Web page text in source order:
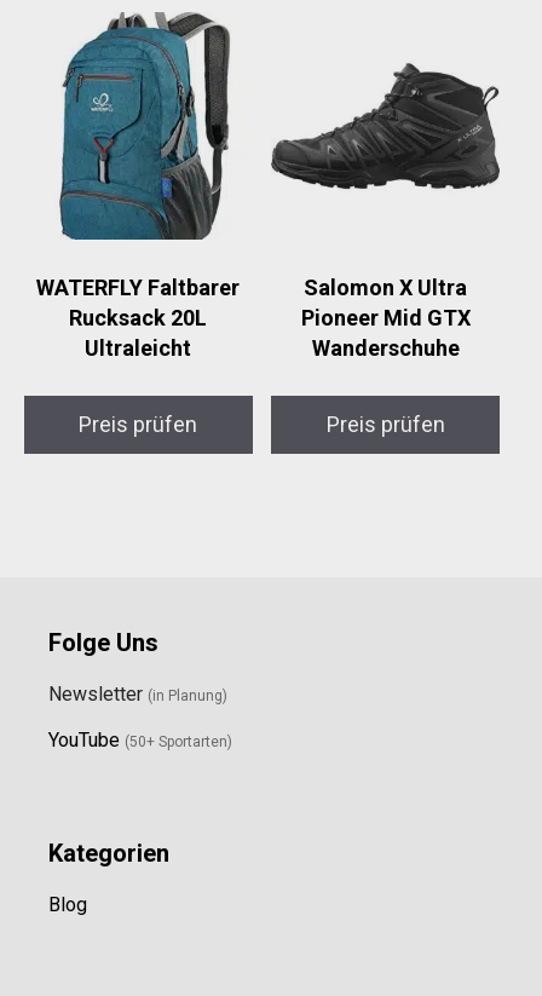
WATERFLY Faltbarer
Rucksack 20L
Ultraleicht
Preis prüfen
Salomon X Ultra
Pioneer Mid GTX
Wanderschuhe
Preis prüfen
Folge Uns
Newsletter (in Planung)
YouTube (50+ Sportarten)
Kategorien
Blog